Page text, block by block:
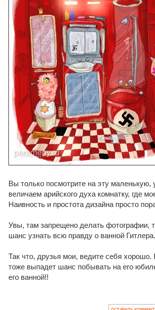
Вы только посмотрите на эту
величаем арийского духа комнатку, где
Наивность и простота дизайна просто
Увы, там запрещено делать фотографии,
шанс узнать всю правду о ванной Гитлера.
Так что, друзья мои, ведите себя
тоже выпадет шанс побывать на его
его ванной!!